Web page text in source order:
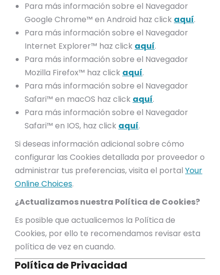
Para más información sobre el Navegador
Google Chrome™ en Android haz click aquí.
Para más información sobre el Navegador
Internet Explorer™ haz click aquí.
Para más información sobre el Navegador
Mozilla Firefox™ haz click aquí.
Para más información sobre el Navegador
Safari™ en macOS haz click aquí.
Para más información sobre el Navegador
Safari™ en IOS, haz click aquí.
Si deseas información adicional sobre cómo
configurar las Cookies detallada por proveedor o
administrar tus preferencias, visita el portal Your
Online Choices.
¿Actualizamos nuestra Política de Cookies?
Es posible que actualicemos la Política de
Cookies, por ello te recomendamos revisar esta
política de vez en cuando.
Política de Privacidad